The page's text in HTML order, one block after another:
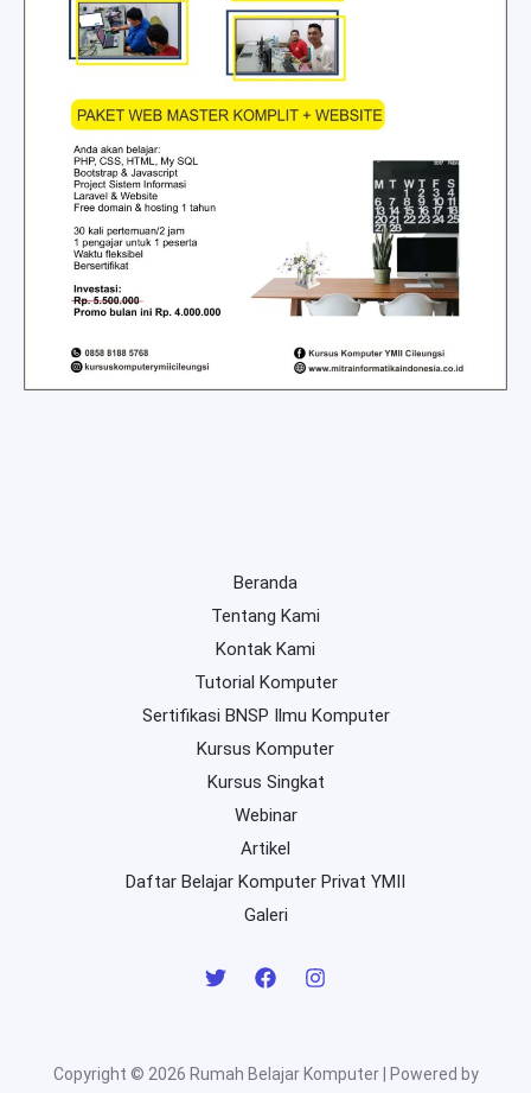
Beranda
Tentang Kami
Kontak Kami
Tutorial Komputer
Sertifikasi BNSP Ilmu Komputer
Kursus Komputer
Kursus Singkat
Webinar
Artikel
Daftar Belajar Komputer Privat YMII
Galeri
Copyright © 2026 Rumah Belajar Komputer | Powered by